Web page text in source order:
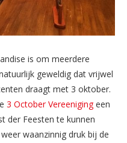
is om meerdere
geweldig dat vrijwel
draagt met 3 oktober.
3 October Vereenigingeen
der Feesten te kunnen
waanzinnig druk bij de